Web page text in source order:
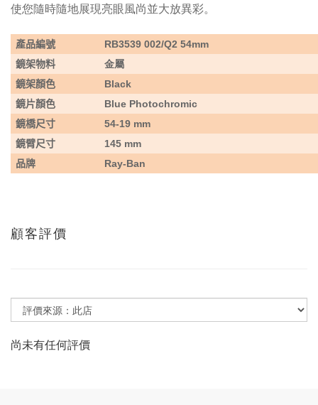
使您隨時隨地展現亮眼風尚並大放異彩。
產品編號
RB3539 002/Q2 54mm
鏡架物料
金屬
鏡架顏色
Black
鏡片顏色
Blue Photochromic
鏡橋尺寸
54-19 mm
鏡臂尺寸
145 mm
品牌
Ray-Ban
顧客評價
尚未有任何評價